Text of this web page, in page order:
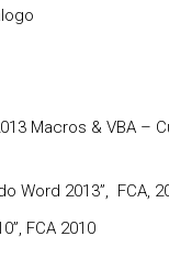
Macros & VBA –
Word 2013”, FCA,
FCA 2010